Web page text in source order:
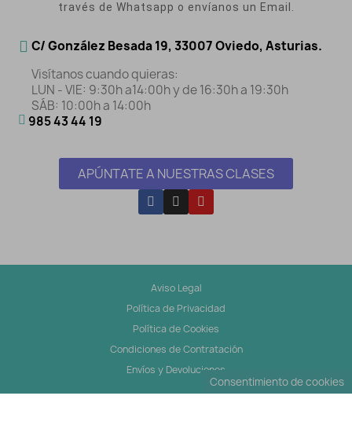
través de Whatsapp o envíanos un Email.
C/ González Besada 19, 33007 Oviedo, Asturias.
Visítanos cuando quieras:
LUN - VIE: 9:30h a14:00h y de 16:30h a 19:30h
SÁB: 10:00h a 14:00h
985 43 44 19
APÚNTATE A NUESTRAS CLASES
Aviso Legal
Política de Privacidad
Política de Cookies
Condiciones de Contratación
Envíos y Devoluciones
Consentimiento de cookies